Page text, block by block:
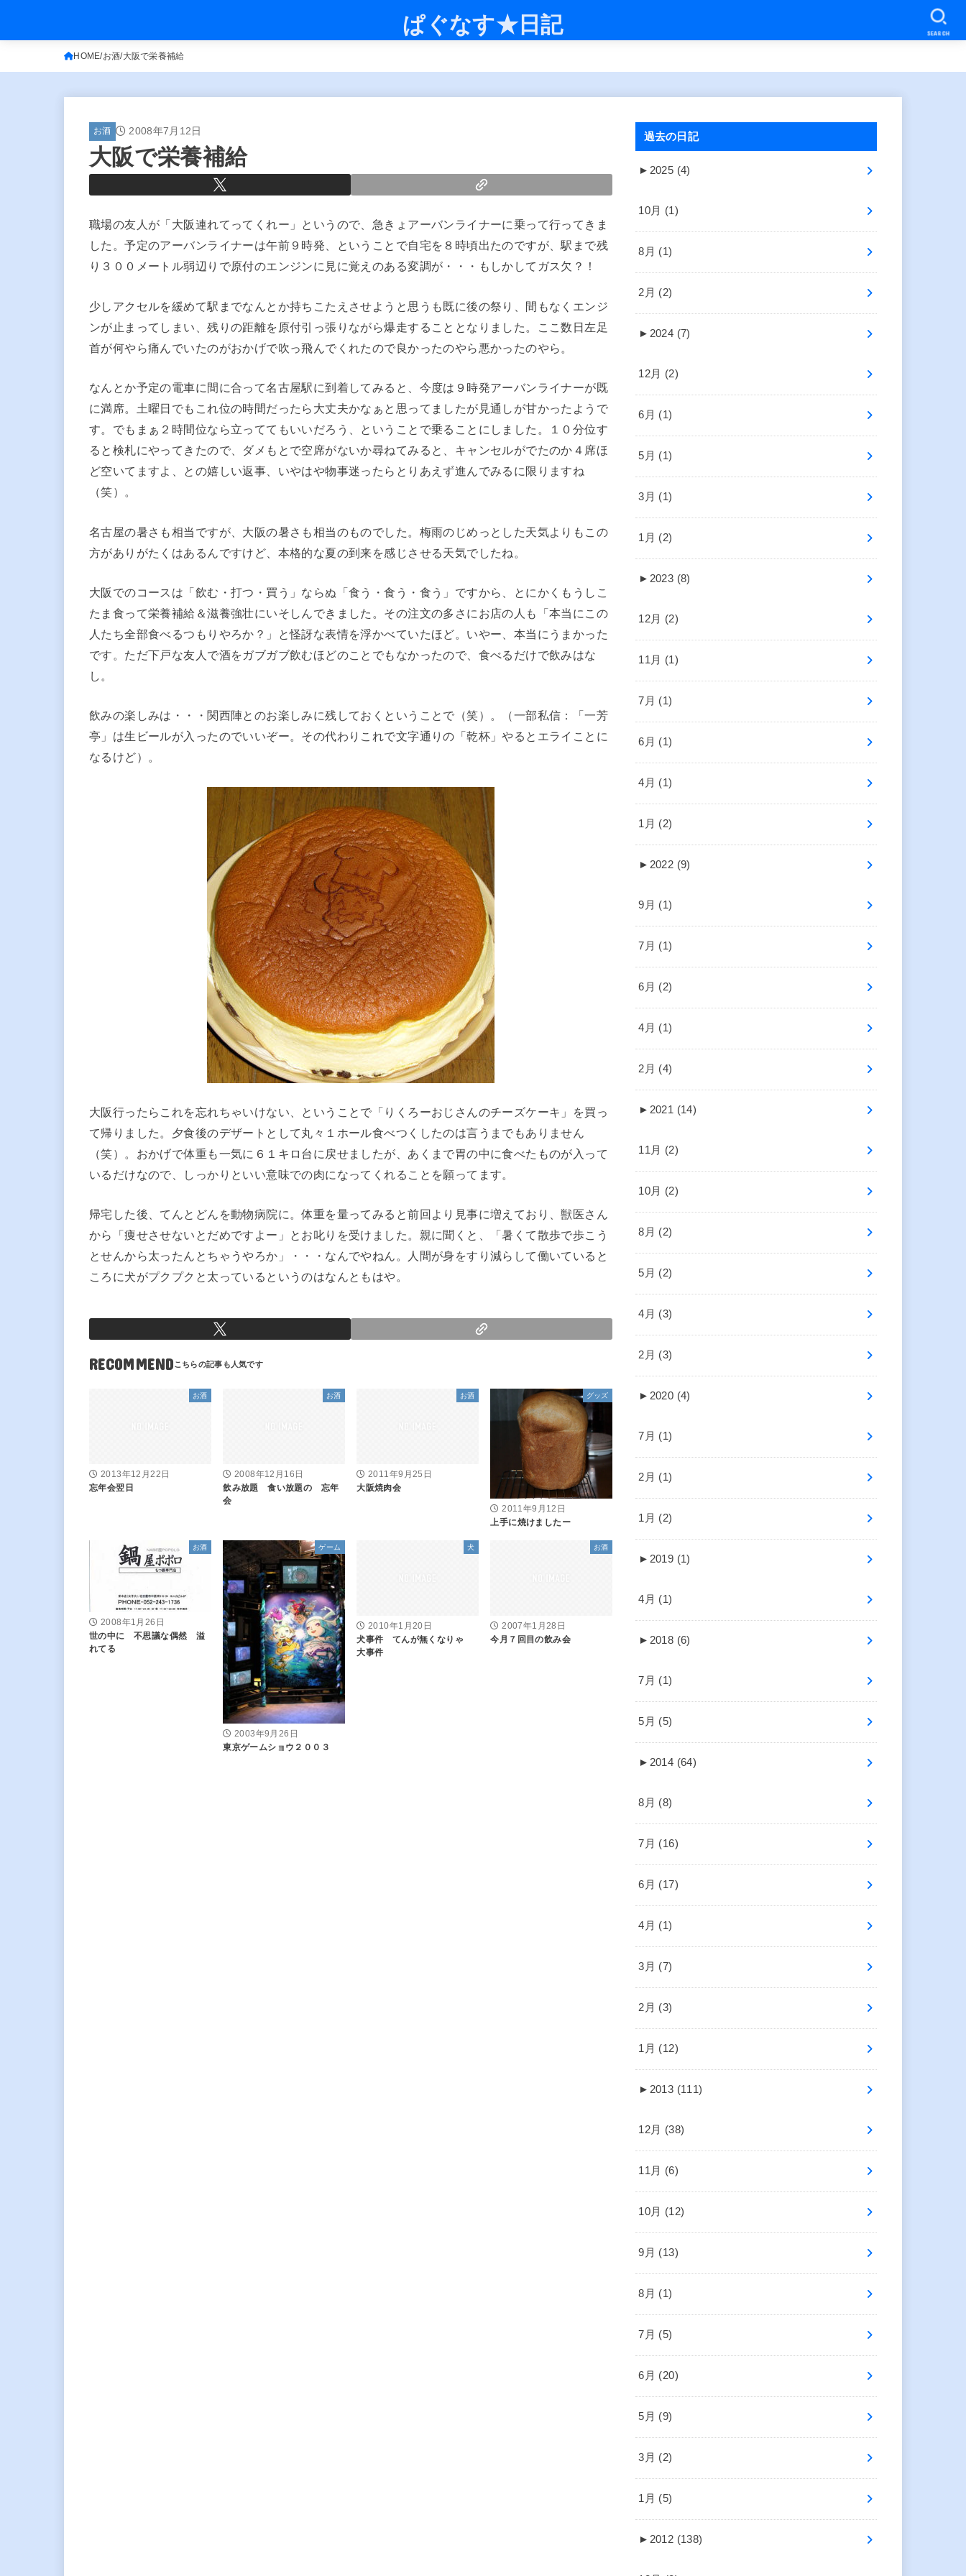
ぱぐなす★日記 SEARCH
HOME お酒 大阪で栄養補給
お酒 2008年7月12日
大阪で栄養補給
職場の友人が「大阪連れてってくれー」というので、急きょアーバンライナーに乗って行ってきま
した。予定のアーバンライナーは午前９時発、ということで自宅を８時頃出たのですが、駅まで残
り３００メートル弱辺りで原付のエンジンに見に覚えのある変調が・・・もしかしてガス欠？！
少しアクセルを緩めて駅までなんとか持ちこたえさせようと思うも既に後の祭り、間もなくエンジ
ンが止まってしまい、残りの距離を原付引っ張りながら爆走することとなりました。ここ数日左足
首が何やら痛んでいたのがおかげで吹っ飛んでくれたので良かったのやら悪かったのやら。
なんとか予定の電車に間に合って名古屋駅に到着してみると、今度は９時発アーバンライナーが既
に満席。土曜日でもこれ位の時間だったら大丈夫かなぁと思ってましたが見通しが甘かったようで
す。でもまぁ２時間位なら立っててもいいだろう、ということで乗ることにしました。１０分位す
ると検札にやってきたので、ダメもとで空席がないか尋ねてみると、キャンセルがでたのか４席ほ
ど空いてますよ、との嬉しい返事、いやはや物事迷ったらとりあえず進んでみるに限りますね
（笑）。
名古屋の暑さも相当ですが、大阪の暑さも相当のものでした。梅雨のじめっとした天気よりもこの
方がありがたくはあるんですけど、本格的な夏の到来を感じさせる天気でしたね。
大阪でのコースは「飲む・打つ・買う」ならぬ「食う・食う・食う」ですから、とにかくもうしこ
たま食って栄養補給＆滋養強壮にいそしんできました。その注文の多さにお店の人も「本当にこの
人たち全部食べるつもりやろか？」と怪訝な表情を浮かべていたほど。いやー、本当にうまかった
です。ただ下戸な友人で酒をガブガブ飲むほどのことでもなかったので、食べるだけで飲みはな
し。
飲みの楽しみは・・・関西陣とのお楽しみに残しておくということで（笑）。（一部私信：「一芳
亭」は生ビールが入ったのでいいぞー。その代わりこれで文字通りの「乾杯」やるとエライことに
なるけど）。
大阪行ったらこれを忘れちゃいけない、ということで「りくろーおじさんのチーズケーキ」を買っ
て帰りました。夕食後のデザートとして丸々１ホール食べつくしたのは言うまでもありません
（笑）。おかげで体重も一気に６１キロ台に戻せましたが、あくまで胃の中に食べたものが入って
いるだけなので、しっかりといい意味での肉になってくれることを願ってます。
帰宅した後、てんとどんを動物病院に。体重を量ってみると前回より見事に増えており、獣医さん
から「痩せさせないとだめですよー」とお叱りを受けました。親に聞くと、「暑くて散歩で歩こう
とせんから太ったんとちゃうやろか」・・・なんでやねん。人間が身をすり減らして働いていると
ころに犬がプクプクと太っているというのはなんともはや。
RECOMMEND
お酒
2013年12月22日
忘年会翌日
お酒
2008年12月16日
飲み放題 食い放題の 忘年
会
お酒
2011年9月25日
大阪焼肉会
グッズ
2011年9月12日
上手に焼けましたー
お酒
2008年1月26日
世の中に 不思議な偶然 溢
れてる
ゲーム
2003年9月26日
東京ゲームショウ２００３
犬
2010年1月20日
犬事件 てんが無くなりゃ
大事件
お酒
2007年1月28日
今月７回目の飲み会
過去の日記
► 2025 (4)
10月 (1)
8月 (1)
2月 (2)
► 2024 (7)
12月 (2)
6月 (1)
5月 (1)
3月 (1)
1月 (2)
► 2023 (8)
12月 (2)
11月 (1)
7月 (1)
6月 (1)
4月 (1)
1月 (2)
► 2022 (9)
9月 (1)
7月 (1)
6月 (2)
4月 (1)
2月 (4)
► 2021 (14)
11月 (2)
10月 (2)
8月 (2)
5月 (2)
4月 (3)
2月 (3)
► 2020 (4)
7月 (1)
2月 (1)
1月 (2)
► 2019 (1)
4月 (1)
► 2018 (6)
7月 (1)
5月 (5)
► 2014 (64)
8月 (8)
7月 (16)
6月 (17)
4月 (1)
3月 (7)
2月 (3)
1月 (12)
► 2013 (111)
12月 (38)
11月 (6)
10月 (12)
9月 (13)
8月 (1)
7月 (5)
6月 (20)
5月 (9)
3月 (2)
1月 (5)
► 2012 (138)